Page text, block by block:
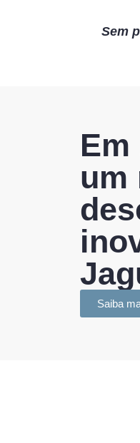
Sem
um
Saiba